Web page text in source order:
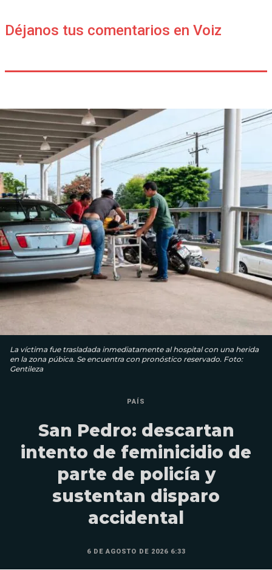
Déjanos tus comentarios en Voiz
La víctima fue trasladada inmediatamente al hospital con una herida
en la zona púbica. Se encuentra con pronóstico reservado. Foto:
Gentileza
PAÍS
San Pedro: descartan
intento de feminicidio de
parte de policía y
sustentan disparo
accidental
6 DE AGOSTO DE 2026 6:33